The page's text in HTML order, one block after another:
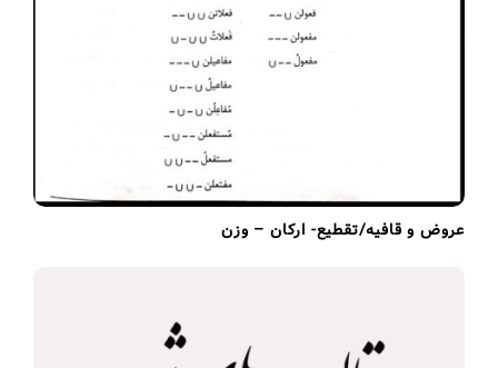
عروض و قافیه/تقطیع- ارکان – وزن